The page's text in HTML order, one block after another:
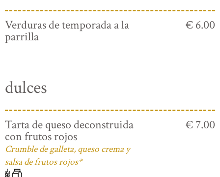
Verduras de temporada a la
parrilla
€ 6.00
dulces
Tarta de queso deconstruida
con frutos rojos
Crumble de galleta, queso crema y
salsa de frutos rojos*
€ 7.00